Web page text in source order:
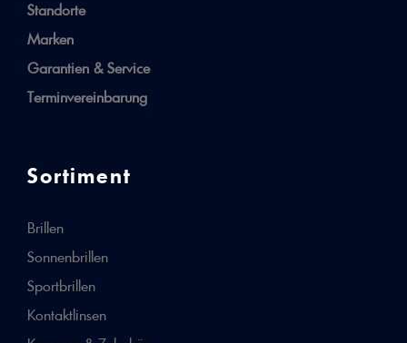
Standorte
Marken
Garantien & Service
Terminvereinbarung
Sortiment
Brillen
Sonnenbrillen
Sportbrillen
Kontaktlinsen